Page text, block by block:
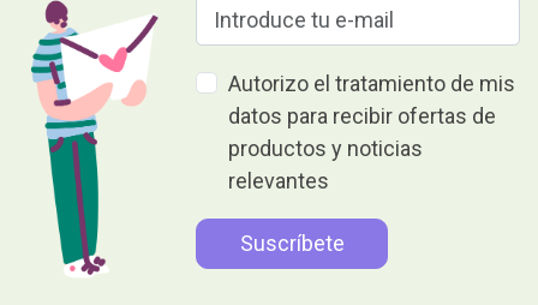
Autorizo el tratamiento de mis
datos para recibir ofertas de
productos y noticias
relevantes